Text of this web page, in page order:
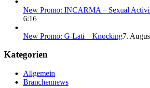
New Promo: INCARMA – Sexual
6:16
New Promo: G-Lati – Knocking7.
Kategorien
Allgemein
Branchennews